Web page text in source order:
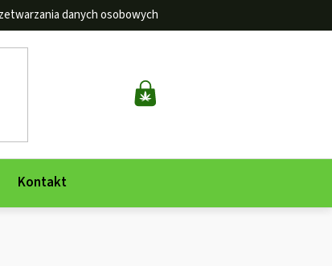
danych osobowych
KOSZYK
Kontakt